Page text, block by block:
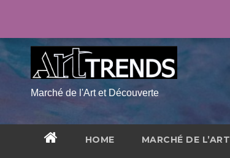
content
Marché de l'Art et Découverte
HOME MARCHÉ DE L’ART